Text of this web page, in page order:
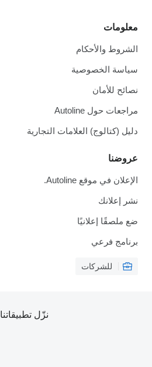
معلومات
الشروط والأحكام
سياسة الخصوصية
نصائح للأمان
مراجعات حول Autoline
دليل (كتالوج) العلامات التجارية
عروضنا
الإعلان في موقع Autoline.
نشر إعلانك
ضع ملصقًا إعلانيًا
برنامج فرعي
للشركات
نزّل تطبيقاتنا